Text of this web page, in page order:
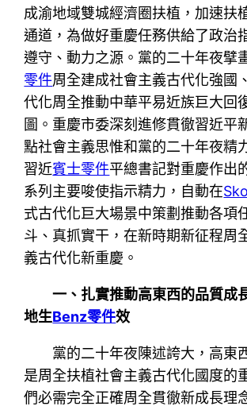
成渝地域雙城經濟圈扶植，加速扶
通道，為做好重慶任務供給了政治
遵守、動力之源。黨的二十年夜擘
零件周全建成社會主義古代化強國
代化周全推動中華平易近族巨大回
圖。重慶市委深刻進修貫徹習近平
點社會主義思惟和黨的二十年夜精
習近賓士零件平總書記對重慶作出
系列主要唆使指示精力，自動在
式古代化巨大場景中策劃推動各項
斗、真抓實干，在新時期新征程周
義古代化新重慶。
一、扎實推動高東西的品質成
地生Benz零件效
黨的二十年夜陳述誇大，高東
是周全扶植社會主義古代化國度的
們必需完全正確周全貫徹新成長理